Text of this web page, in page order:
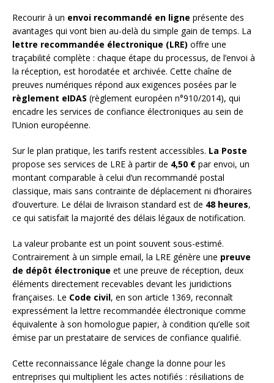
Recourir à un envoi recommandé en ligne présente des
avantages qui vont bien au-delà du simple gain de temps. La
lettre recommandée électronique (LRE) offre une
traçabilité complète : chaque étape du processus, de l’envoi à
la réception, est horodatée et archivée. Cette chaîne de
preuves numériques répond aux exigences posées par le
règlement eIDAS (règlement européen n°910/2014), qui
encadre les services de confiance électroniques au sein de
l’Union européenne.
Sur le plan pratique, les tarifs restent accessibles. La Poste
propose ses services de LRE à partir de 4,50 € par envoi, un
montant comparable à celui d’un recommandé postal
classique, mais sans contrainte de déplacement ni d’horaires
d’ouverture. Le délai de livraison standard est de 48 heures,
ce qui satisfait la majorité des délais légaux de notification.
La valeur probante est un point souvent sous-estimé.
Contrairement à un simple email, la LRE génère une preuve
de dépôt électronique et une preuve de réception, deux
éléments directement recevables devant les juridictions
françaises. Le Code civil, en son article 1369, reconnaît
expressément la lettre recommandée électronique comme
équivalente à son homologue papier, à condition qu’elle soit
émise par un prestataire de services de confiance qualifié.
Cette reconnaissance légale change la donne pour les
entreprises qui multiplient les actes notifiés : résiliations de